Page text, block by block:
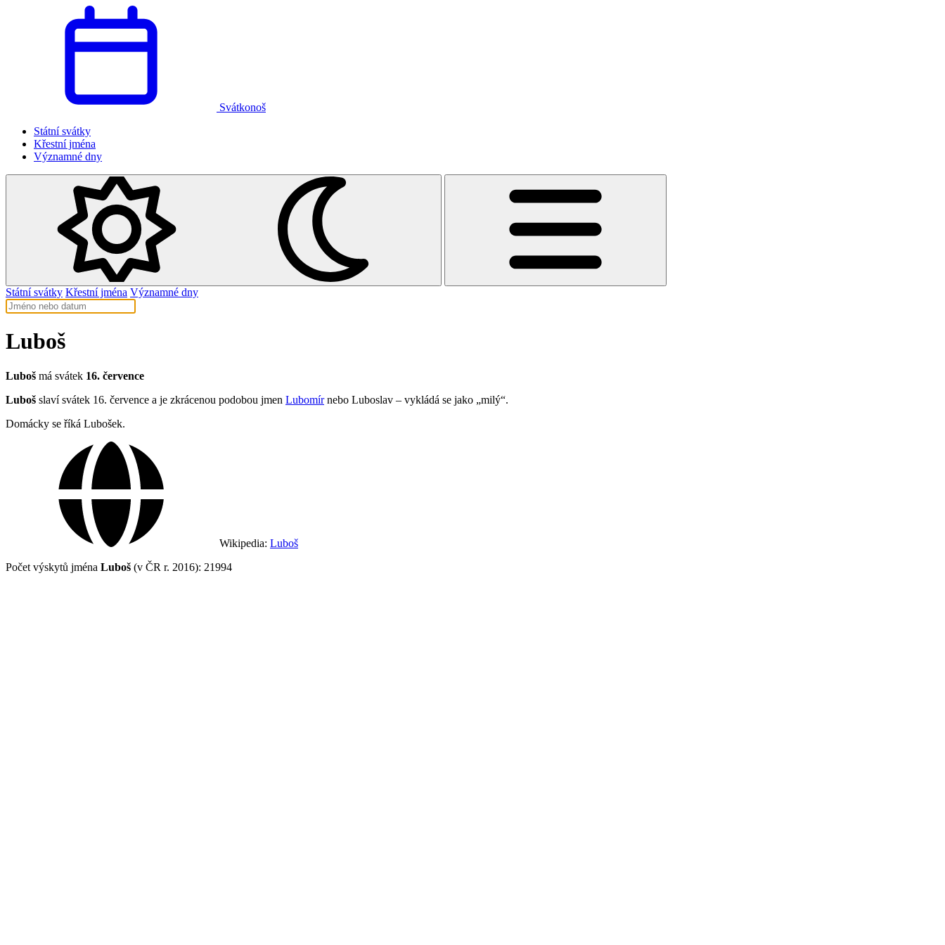
Svátkonoš
Státní svátky
Křestní jména
Významné dny
Státní svátky Křestní jména Významné dny
Luboš
Luboš má svátek 16. července
Luboš slaví svátek 16. července a je zkrácenou podobou jmen Lubomírnebo Luboslav – vykládá se jako „milý“.
Domácky se říká Lubošek.
Wikipedia: Luboš
Počet výskytů jména Luboš (v ČR r. 2016): 21994